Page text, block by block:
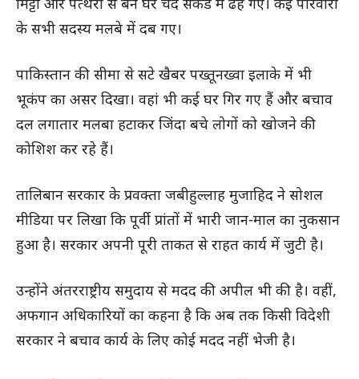
मिट्टी और पत्थरों से बने घर चंद सेकंड में ढह गए। कई परिवारों
के सभी सदस्य मलबे में दब गए।
पाकिस्तान की सीमा से सटे खैबर पख्तूनख्वा इलाके में भी
भूकंप का असर दिखा। वहां भी कई घर गिर गए हैं और बचाव
दल लगातार मलबा हटाकर जिंदा बचे लोगों को खोजने की
कोशिश कर रहे हैं।
तालिबान सरकार के प्रवक्ता जबीहुल्लाह मुजाहिद ने सोशल
मीडिया पर लिखा कि पूर्वी प्रांतों में भारी जान-माल का नुकसान
हुआ है। सरकार अपनी पूरी ताकत से राहत कार्य में जुटी है।
उन्होंने अंतरराष्ट्रीय समुदाय से मदद की अपील भी की है। वहीं,
अफगान अधिकारियों का कहना है कि अब तक किसी विदेशी
सरकार ने बचाव कार्य के लिए कोई मदद नहीं भेजी है।